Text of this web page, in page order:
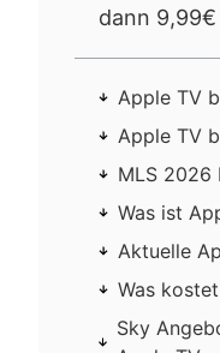
dann 9,99€
Apple TV
Apple TV
MLS 2026
Was ist
Aktuelle
Was
Sky